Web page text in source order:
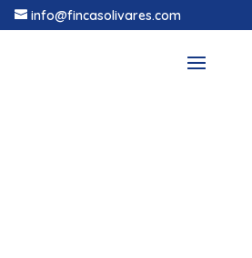
info@fincasolivares.com